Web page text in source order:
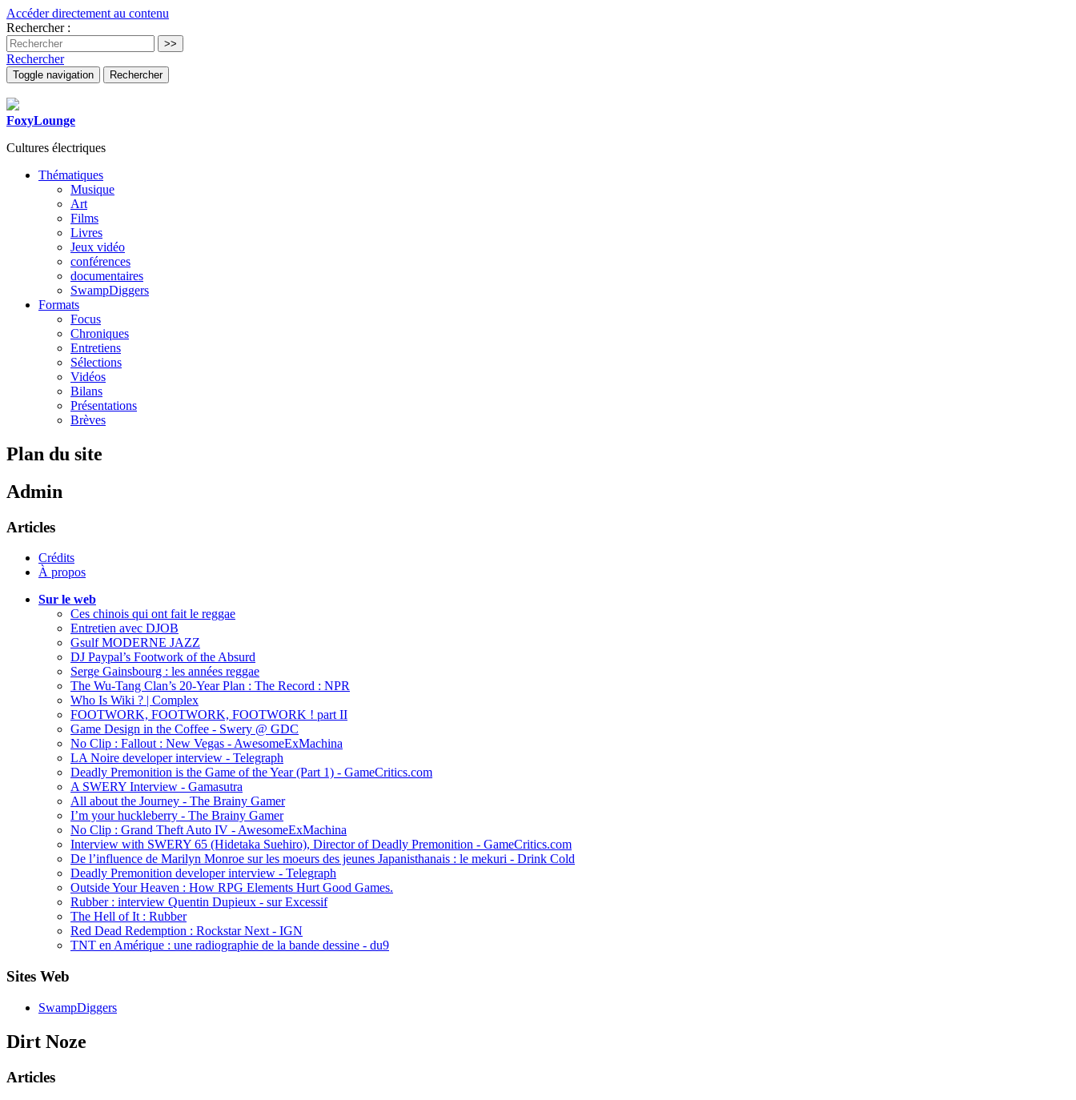
Accéder directement au contenu
Rechercher :
Rechercher
Toggle navigation Rechercher
FoxyLounge
Cultures électriques
Thématiques
Musique
Art
Films
Livres
Jeux vidéo
conférences
documentaires
SwampDiggers
Formats
Focus
Chroniques
Entretiens
Sélections
Vidéos
Bilans
Présentations
Brèves
Plan du site
Admin
Articles
Crédits
À propos
Sur le web
Ces chinois qui ont fait le reggae
Entretien avec DJOB
Gsulf MODERNE JAZZ
DJ Paypal’s Footwork of the Absurd
Serge Gainsbourg : les années reggae
The Wu-Tang Clan’s 20-Year Plan : The Record : NPR
Who Is Wiki ? | Complex
FOOTWORK, FOOTWORK, FOOTWORK ! part II
Game Design in the Coffee - Swery @ GDC
No Clip : Fallout : New Vegas - AwesomeExMachina
LA Noire developer interview - Telegraph
Deadly Premonition is the Game of the Year (Part 1) - GameCritics.com
A SWERY Interview - Gamasutra
All about the Journey - The Brainy Gamer
I’m your huckleberry - The Brainy Gamer
No Clip : Grand Theft Auto IV - AwesomeExMachina
Interview with SWERY 65 (Hidetaka Suehiro), Director of Deadly Premonition - GameCritics.com
De l’influence de Marilyn Monroe sur les moeurs des jeunes Japanisthanais : le mekuri - Drink Cold
Deadly Premonition developer interview - Telegraph
Outside Your Heaven : How RPG Elements Hurt Good Games.
Rubber : interview Quentin Dupieux - sur Excessif
The Hell of It : Rubber
Red Dead Redemption : Rockstar Next - IGN
TNT en Amérique : une radiographie de la bande dessine - du9
Sites Web
SwampDiggers
Dirt Noze
Articles